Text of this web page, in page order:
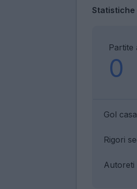
Partite
0
Gol
Rigori
Autoreti